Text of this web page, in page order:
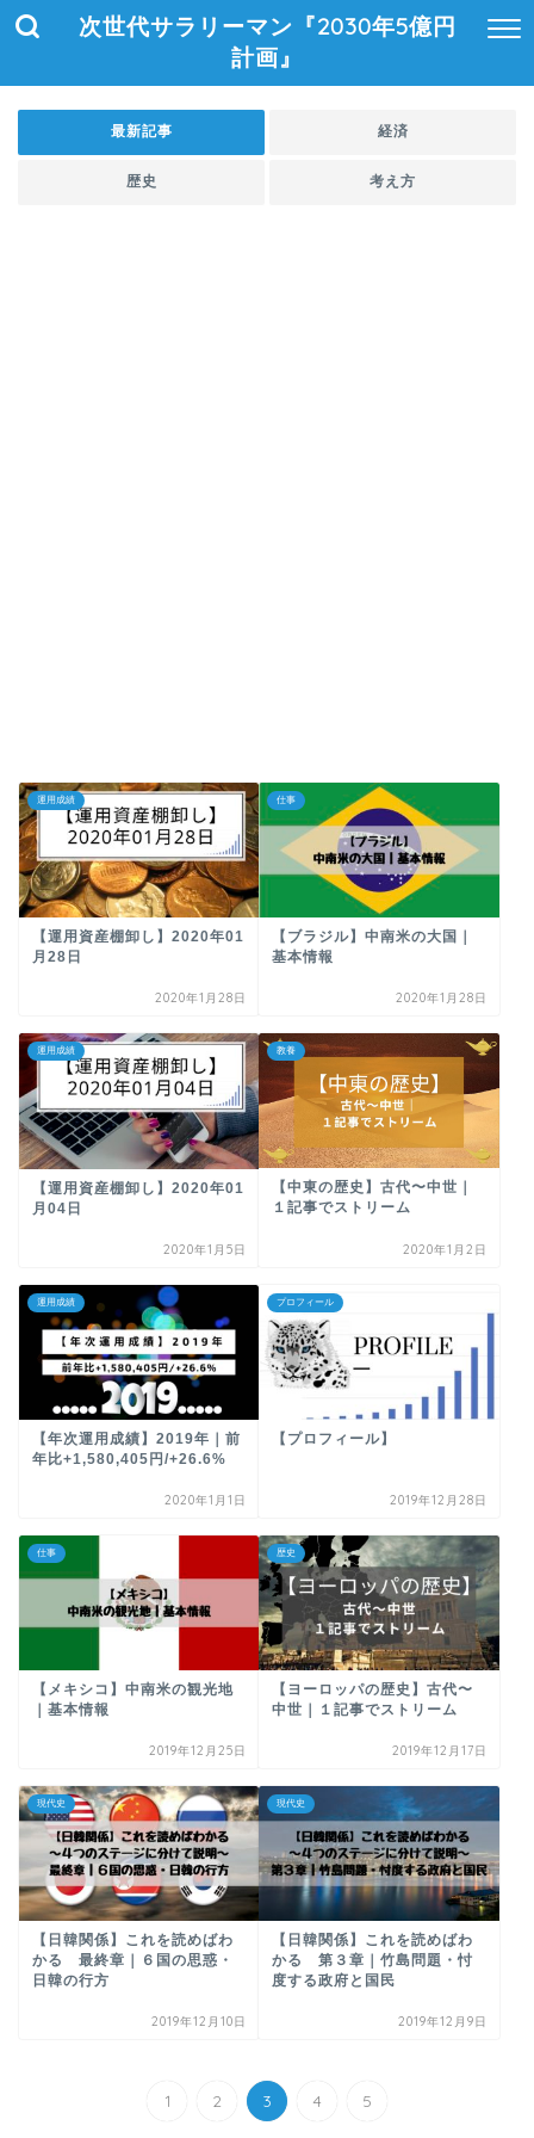
次世代サラリーマン『2030年5億円
計画』
最新記事 経済
歴史 考え方
運用成績
【運用資産棚卸し】2020年01
月28日
2020年1月28日
仕事
【ブラジル】中南米の大国｜
基本情報
2020年1月28日
運用成績
【運用資産棚卸し】2020年01
月04日
2020年1月5日
教養
【中東の歴史】古代〜中世｜
１記事でストリーム
2020年1月2日
運用成績
【年次運用成績】2019年｜前
年比+1,580,405円/+26.6%
2020年1月1日
プロフィール
【プロフィール】
2019年12月28日
仕事
【メキシコ】中南米の観光地
｜基本情報
2019年12月25日
歴史
【ヨーロッパの歴史】古代〜
中世｜１記事でストリーム
2019年12月17日
現代史
【日韓関係】これを読めばわ
かる 最終章｜６国の思惑・
日韓の行方
2019年12月10日
現代史
【日韓関係】これを読めばわ
かる 第３章｜竹島問題・忖
度する政府と国民
2019年12月9日
1 2 3 4 5